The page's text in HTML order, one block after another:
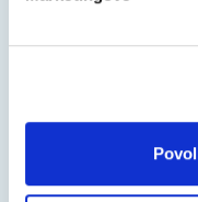
Dárkový
Dárkový box
našich